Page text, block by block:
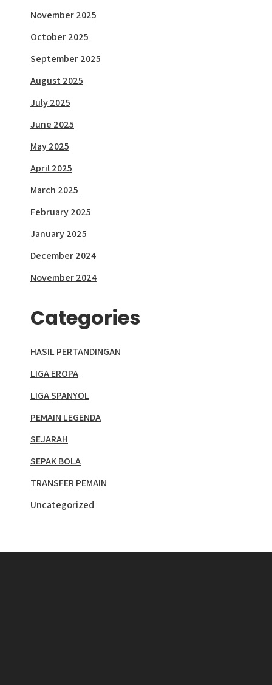
November 2025
October 2025
September 2025
August 2025
July 2025
June 2025
May 2025
April 2025
March 2025
February 2025
January 2025
December 2024
November 2024
Categories
HASIL PERTANDINGAN
LIGA EROPA
LIGA SPANYOL
PEMAIN LEGENDA
SEJARAH
SEPAK BOLA
TRANSFER PEMAIN
Uncategorized